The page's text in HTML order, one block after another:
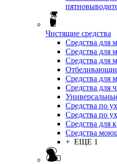
Чистящие средства
Средства для
Средства для
Средства для
Отбеливающие
Средства для
Средства для
Средства по
Средства по
Средства для
Средства
+ ЕЩЕ 1